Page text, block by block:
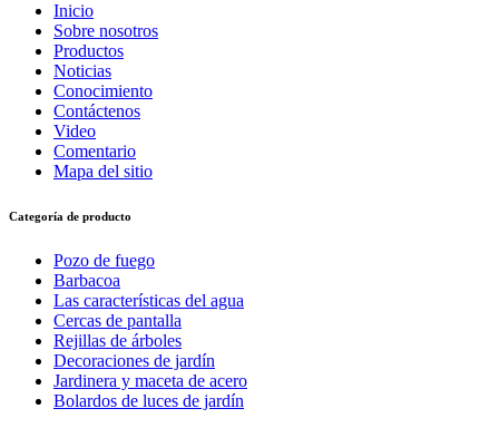
Inicio
Sobre nosotros
Productos
Noticias
Conocimiento
Contáctenos
Video
Comentario
Mapa del sitio
Categoría de producto
Pozo de fuego
Barbacoa
Las características del agua
Cercas de pantalla
Rejillas de árboles
Decoraciones de jardín
Jardinera y maceta de acero
Bolardos de luces de jardín